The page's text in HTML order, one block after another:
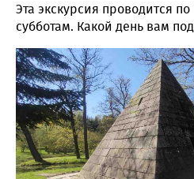
Эта экскурсия проводится
субботам. Какой день вам